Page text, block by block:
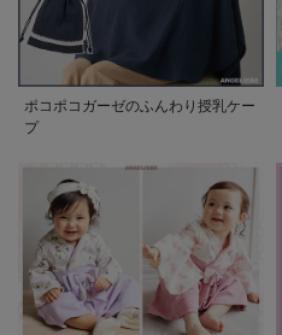
ポコポコガーゼのふんわり授乳ケー
プ